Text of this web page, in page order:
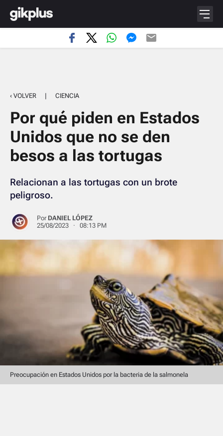
‹ VOLVER | CIENCIA
Por qué piden en Estados
Unidos que no se den
besos a las tortugas
Relacionan a las tortugas con un brote
peligroso.
Por DANIEL LÓPEZ
25/08/2023 · 08:13 PM
Preocupación en Estados Unidos por la bacteria de la salmonela